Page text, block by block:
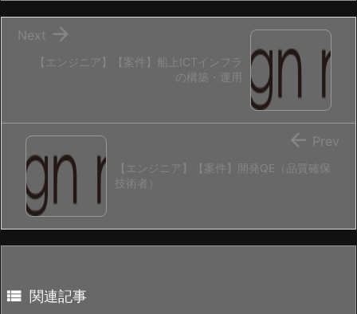
【エンジニア】【案件】船上ICTインフラ
の構築・運用

Next
【エンジニア】【案件】開発QE（品質確保
技術者）
 Prev
 関連記事